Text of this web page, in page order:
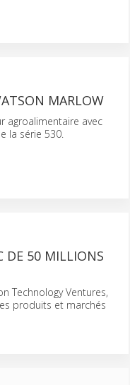
MARLOW
agroalimentaire avec
la série 530.
DE 50 MILLIONS
Technology Ventures,
produits et marchés